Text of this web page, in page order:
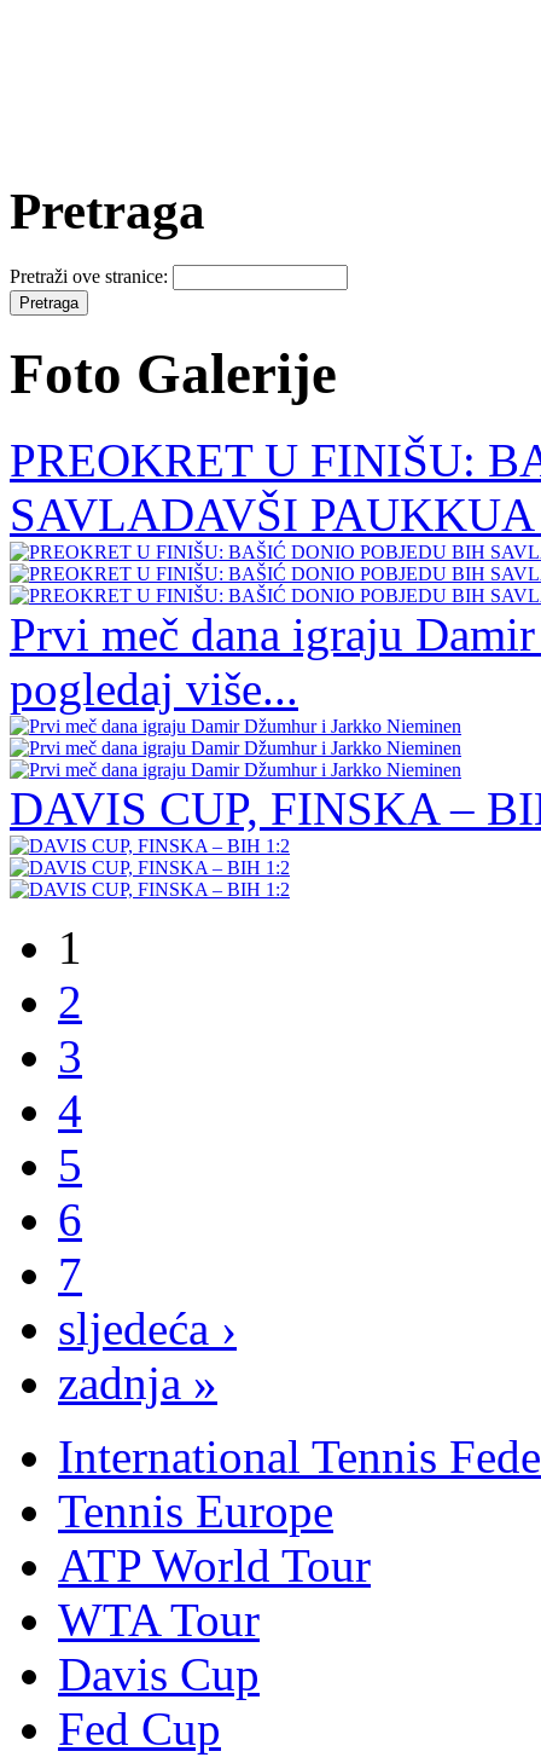
Pretraga
Pretraži ove stranice:
Foto Galerije
PREOKRET U FINIŠU:
SAVLADAVŠI PAUKKUA
Prvi meč dana igraju
pogledaj više...
DAVIS CUP, FINSKA –
1
2
3
4
5
6
7
sljedeća ›
zadnja »
International Tennis
Tennis Europe
ATP World Tour
WTA Tour
Davis Cup
Fed Cup